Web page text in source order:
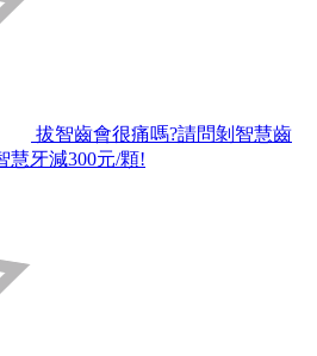
拔智齒會很痛嗎?請問剝智慧齒
慧牙減300元/顆!